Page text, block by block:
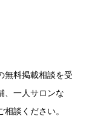
無料掲載相談を受
、一人サロンな
談ください。